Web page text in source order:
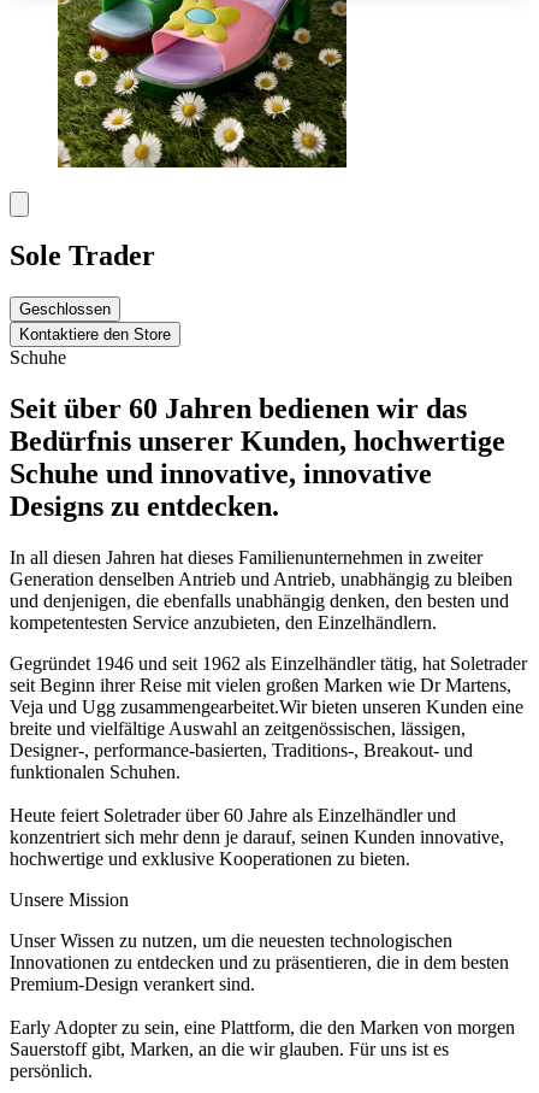
Sole Trader
Geschlossen
Kontaktiere den Store
Schuhe
Seit über 60 Jahren bedienen wir das
Bedürfnis unserer Kunden, hochwertige
Schuhe und innovative, innovative
Designs zu entdecken.
In all diesen Jahren hat dieses Familienunternehmen in zweiter
Generation denselben Antrieb und Antrieb, unabhängig zu bleiben
und denjenigen, die ebenfalls unabhängig denken, den besten und
kompetentesten Service anzubieten, den Einzelhändlern.
Gegründet 1946 und seit 1962 als Einzelhändler tätig, hat Soletrader
seit Beginn ihrer Reise mit vielen großen Marken wie Dr Martens,
Veja und Ugg zusammengearbeitet.Wir bieten unseren Kunden eine
breite und vielfältige Auswahl an zeitgenössischen, lässigen,
Designer-, performance-basierten, Traditions-, Breakout- und
funktionalen Schuhen.
Heute feiert Soletrader über 60 Jahre als Einzelhändler und
konzentriert sich mehr denn je darauf, seinen Kunden innovative,
hochwertige und exklusive Kooperationen zu bieten.
Unsere Mission
Unser Wissen zu nutzen, um die neuesten technologischen
Innovationen zu entdecken und zu präsentieren, die in dem besten
Premium-Design verankert sind.
Early Adopter zu sein, eine Plattform, die den Marken von morgen
Sauerstoff gibt, Marken, an die wir glauben. Für uns ist es
persönlich.